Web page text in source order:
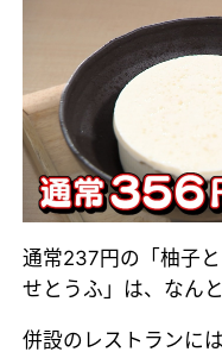
通常237円の「柚子
せとうふ」は、なん
併設のレストランに